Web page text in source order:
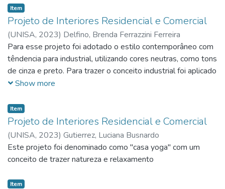
sincronizadas com a apresentação dos projetos dos
monitores.
Item
Projeto de Interiores Residencial e Comercial
(UNISA, 2023) Delfino, Brenda Ferrazzini Ferreira
Para esse projeto foi adotado o estilo contemporâneo com
têndencia para industrial, utilizando cores neutras, como tons
de cinza e preto. Para trazer o conceito industrial foi aplicado
o cimento queimado Móveis em madeira bruta e plantas
Show more
Item
Projeto de Interiores Residencial e Comercial
(UNISA, 2023) Gutierrez, Luciana Busnardo
Este projeto foi denominado como "casa yoga" com um
conceito de trazer natureza e relaxamento
Item